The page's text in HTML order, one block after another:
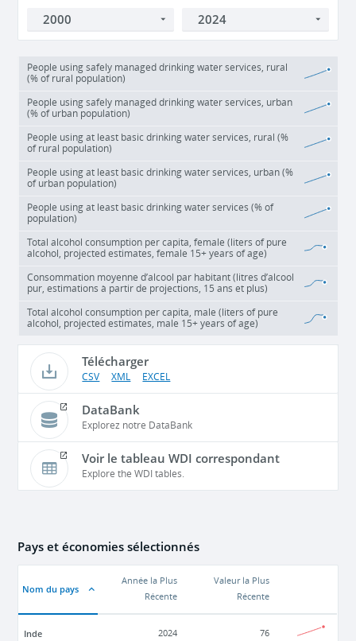
People using safely managed drinking water services, rural
(% of rural population)
People using safely managed drinking water services, urban
(% of urban population)
People using at least basic drinking water services, rural (%
of rural population)
People using at least basic drinking water services, urban (%
of urban population)
People using at least basic drinking water services (% of
population)
Total alcohol consumption per capita, female (liters of pure
alcohol, projected estimates, female 15+ years of age)
Consommation moyenne d’alcool par habitant (litres d’alcool
pur, estimations à partir de projections, 15 ans et plus)
Total alcohol consumption per capita, male (liters of pure
alcohol, projected estimates, male 15+ years of age)
Télécharger
CSV XML EXCEL
DataBank
Explorez notre DataBank
Voir le tableau WDI correspondant
Explore the WDI tables.
Pays et économies sélectionnés
Nom du pays
Année la Plus
Récente
Valeur la Plus
Récente
Inde 2024 76